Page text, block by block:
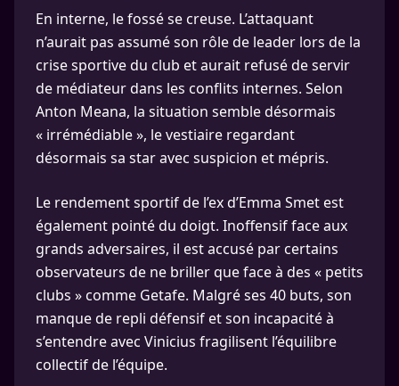
En interne, le fossé se creuse. L’attaquant
n’aurait pas assumé son rôle de leader lors de la
crise sportive du club et aurait refusé de servir
de médiateur dans les conflits internes. Selon
Anton Meana, la situation semble désormais
« irrémédiable », le vestiaire regardant
désormais sa star avec suspicion et mépris.
Le rendement sportif de l’ex d’Emma Smet est
également pointé du doigt. Inoffensif face aux
grands adversaires, il est accusé par certains
observateurs de ne briller que face à des « petits
clubs » comme Getafe. Malgré ses 40 buts, son
manque de repli défensif et son incapacité à
s’entendre avec Vinicius fragilisent l’équilibre
collectif de l’équipe.